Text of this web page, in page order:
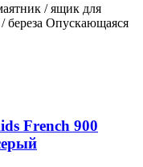
/ ящик для
Опускающаяся
French 900